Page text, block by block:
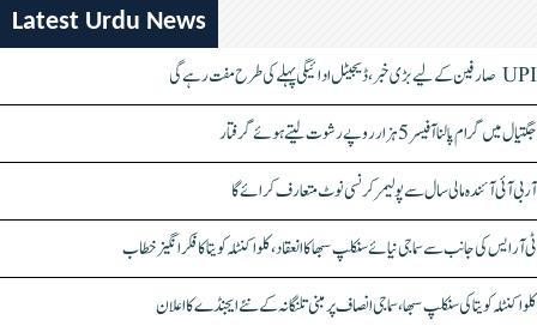
Latest Urdu News
UPI صارفین کے لیے بڑی خبر، ڈیجیٹل ادائیگی پہلے کی طرح مفت رہے گی
جگتیال میں گرام پالنا آفیسر 5 ہزار روپے رشوت لیتے ہوئے گرفتار
آر بی آئی آئندہ مالی سال سے پولیمر کرنسی نوٹ متعارف کرائے گا
ٹی آر ایس کی جانب سے سماجی نیائے سنکلپ سبھا کا انعقاد، کلواکنٹلہ کویتا کا فکر انگیز خطاب
کلواکنٹلہ کویتا کی سنکلپ سبھا، سماجی انصاف پر مبنی تلنگانہ کے نئے ایجنڈے کا اعلان